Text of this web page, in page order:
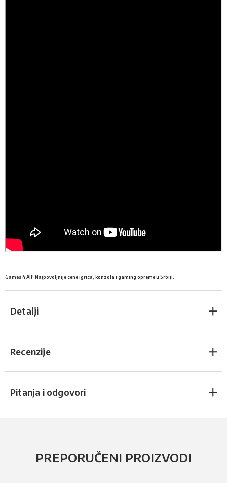
Games 4 All! Najpovoljnije cene igrica, konzola i gaming opreme u Srbiji.
Detalji
Recenzije
Pitanja i odgovori
PREPORUČENI PROIZVODI